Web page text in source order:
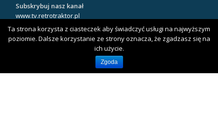
Subskrybuj nasz kanał
www.tv.retrotraktor.pl
Ta strona korzysta z ciasteczek aby świadczyć usługi na najwyższym
poziomie. Dalsze korzystanie ze strony oznacza, że zgadzasz się na
ich użycie.
Zgoda